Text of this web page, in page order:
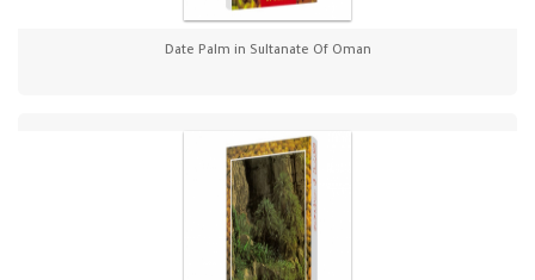
Date Palm in Sultanate Of Oman